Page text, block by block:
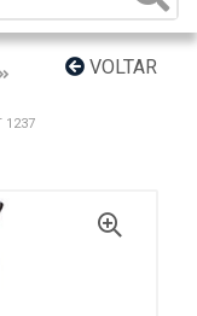
VOLTAR
1237